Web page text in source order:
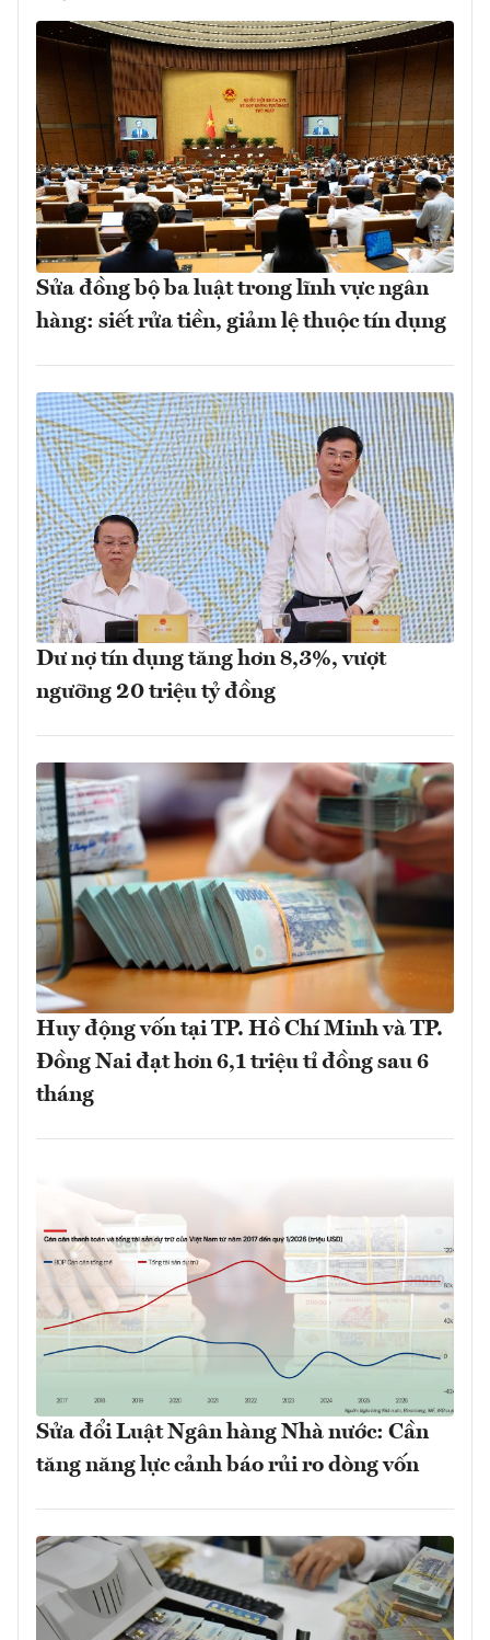
Sửa đồng bộ ba luật trong lĩnh vực ngân
hàng: siết rửa tiền, giảm lệ thuộc tín dụng
Dư nợ tín dụng tăng hơn 8,3%, vượt
ngưỡng 20 triệu tỷ đồng
Huy động vốn tại TP. Hồ Chí Minh và TP.
Đồng Nai đạt hơn 6,1 triệu tỉ đồng sau 6
tháng
Sửa đổi Luật Ngân hàng Nhà nước: Cần
tăng năng lực cảnh báo rủi ro dòng vốn